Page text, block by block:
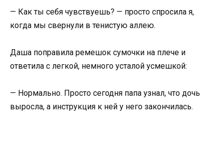
— Как ты себя чувствуешь? — просто спросила я,
когда мы свернули в тенистую аллею.
Даша поправила ремешок сумочки на плече и
ответила с легкой, немного усталой усмешкой:
— Нормально. Просто сегодня папа узнал, что дочь
выросла, а инструкция к ней у него закончилась.